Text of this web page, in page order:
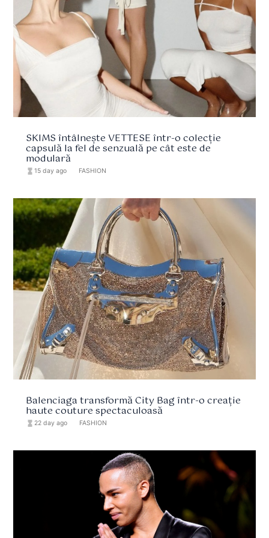
SKIMS întâlnește VETTESE într-o colecție
capsulă la fel de senzuală pe cât este de
modulară
hourglass_full 15 day ago FASHION
Balenciaga transformă City Bag într-o creație
haute couture spectaculoasă
hourglass_full 22 day ago FASHION